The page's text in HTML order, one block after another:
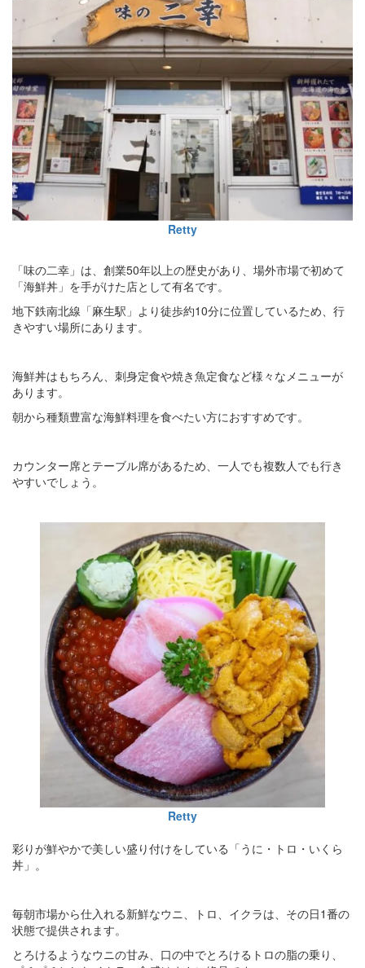
Retty
「味の二幸」は、創業50年以上の歴史があり、場外市場で初めて
「海鮮丼」を手がけた店として有名です。
地下鉄南北線「麻生駅」より徒歩約10分に位置しているため、行
きやすい場所にあります。
海鮮丼はもちろん、刺身定食や焼き魚定食など様々なメニューが
あります。
朝から種類豊富な海鮮料理を食べたい方におすすめです。
カウンター席とテーブル席があるため、一人でも複数人でも行き
やすいでしょう。
Retty
彩りが鮮やかで美しい盛り付けをしている「うに・トロ・いくら
丼」。
毎朝市場から仕入れる新鮮なウニ、トロ、イクラは、その日1番の
状態で提供されます。
とろけるようなウニの甘み、口の中でとろけるトロの脂の乗り、